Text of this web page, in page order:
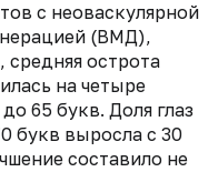
с неоваскулярной
(ВМД),
средняя острота
на четыре
65 букв. Доля глаз
букв выросла с 30
составило не